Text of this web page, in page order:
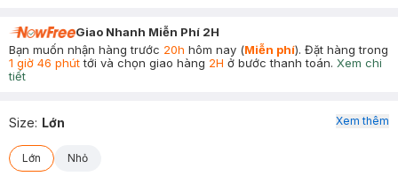
Giao Nhanh Miễn Phí 2H
Bạn muốn nhận hàng trước 20h hôm nay (Miễn phí). Đặt hàng trong
1 giờ 46 phúttới và chọn giao hàng 2H ở bước thanh toán. Xem chi
tiết
Size: Lớn
Lớn Nhỏ
Xem thêm